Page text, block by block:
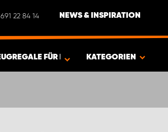
22 84 14 NEWS & INSPIRATION
FÜR FIAT TRANSPORTER
KATEGORIEN